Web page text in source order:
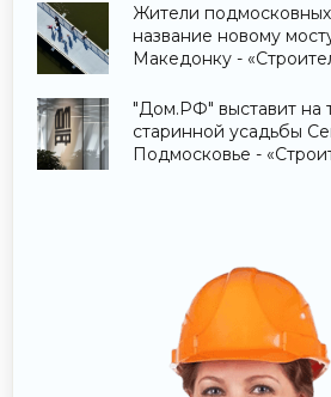
Жители
название новому
Македонку -
"Дом.РФ" выставит на
старинной усадьбы
Подмосковье -